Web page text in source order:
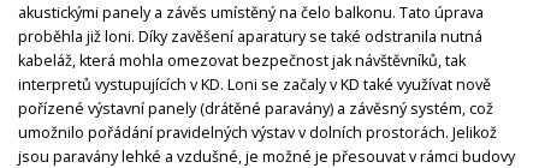
akustickými panely a závěs umístěný na čelo balkonu. Tato úprava
proběhla již loni. Díky zavěšení aparatury se také odstranila nutná
kabeláž, která mohla omezovat bezpečnost jak návštěvníků, tak
interpretů vystupujících v KD. Loni se začaly v KD také využívat nově
pořízené výstavní panely (drátěné paravány) a závěsný systém, což
umožnilo pořádání pravidelných výstav v dolních prostorách. Jelikož
jsou paravány lehké a vzdušné, je možné je přesouvat v rámci budovy